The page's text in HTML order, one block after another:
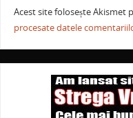
Acest site folosește Akismet
procesate datele